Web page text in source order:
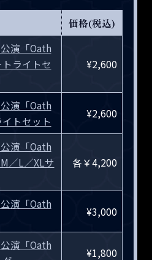
価格(税込)
演「Oath
ライトセ
¥2,600
演「Oath
トセット
¥2,600
演「Oath
／L／XLサ
各￥4,200
演「Oath
¥3,000
演「Oath
¥1,800